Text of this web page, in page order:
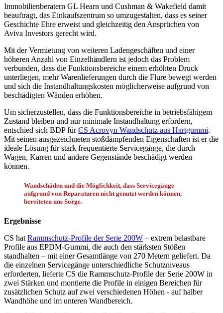
Immobilienberatern GL Hearn und Cushman & Wakefield damit
beauftragt, das Einkaufszentrum so umzugestalten, dass es seiner
Geschichte Ehre erweist und gleichzeitig den Ansprüchen von
Aviva Investors gerecht wird.
Mit der Vermietung von weiteren Ladengeschäften und einer
höheren Anzahl von Einzelhändlern ist jedoch das Problem
verbunden, dass die Funktionsbereiche einem erhöhten Druck
unterliegen, mehr Warenlieferungen durch die Flure bewegt werden
und sich die Instandhaltungskosten möglicherweise aufgrund von
beschädigten Wänden erhöhen.
Um sicherzustellen, dass die Funktionsbereiche in betriebsfähigem
Zustand bleiben und nur minimale Instandhaltung erfordern,
entschied sich BDP fürCS Acrovyn Wandschutz aus Hartgummi.
Mit seinen ausgezeichneten stoßdämpfenden Eigenschaften ist er die
ideale Lösung für stark frequentierte Servicegänge, die durch
Wagen, Karren und andere Gegenstände beschädigt werden
können.
Wandschäden und die Möglichkeit, dass Servicegänge
aufgrund von Reparaturen nicht genutzt werden können,
bereiteten uns Sorge.
Ergebnisse
CS hat Rammschutz-Profile der Serie 200W – extrem belastbare
Profile aus EPDM-Gummi, die auch den stärksten Stößen
standhalten – mit einer Gesamtlänge von 270 Metern geliefert. Da
die einzelnen Servicegänge unterschiedliche Schutzniveaus
erforderten, lieferte CS die Rammschutz-Profile der Serie 200W in
zwei Stärken und montierte die Profile in einigen Bereichen für
zusätzlichen Schutz auf zwei verschiedenen Höhen - auf halber
Wandhöhe und im unteren Wandbereich.